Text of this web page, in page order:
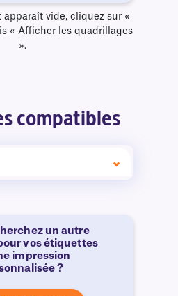
apparaît vide, cliquez sur «
« Afficher les quadrillages
».
compatibles
un autre
vos étiquettes
impression
?